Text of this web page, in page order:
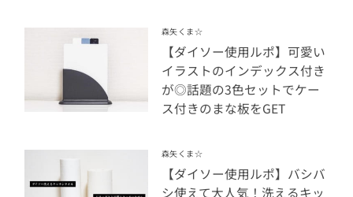
森矢くま☆
【ダイソー使用ルポ】可愛い
イラストのインデックス付き
が◎話題の3色セットでケー
ス付きのまな板をGET
森矢くま☆
【ダイソー使用ルポ】バシバ
シ使えて大人気！洗えるキッ